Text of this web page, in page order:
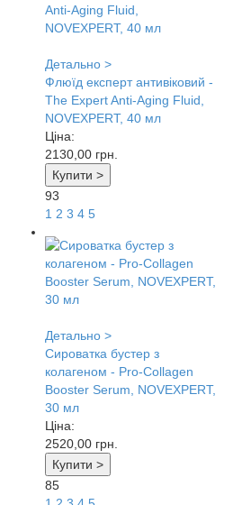
Детально >
Флюїд експерт антивіковий -
The Expert Anti-Aging Fluid,
NOVEXPERT, 40 мл
Ціна:
2130,00 грн.
Купити >
93
1 2 3 4 5
Детально >
Сироватка бустер з
колагеном - Pro-Collagen
Booster Serum, NOVEXPERT,
30 мл
Ціна:
2520,00 грн.
Купити >
85